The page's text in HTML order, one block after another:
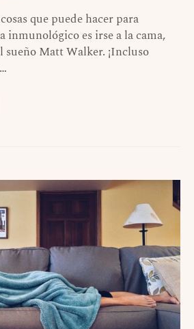
que puede hacer para
inmunológico es irse a la cama,
Matt Walker. ¡Incluso